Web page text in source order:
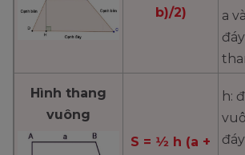
b)/2)
a
Hình thang
vuông
S = 1⁄2 h (a +
h:
đáy